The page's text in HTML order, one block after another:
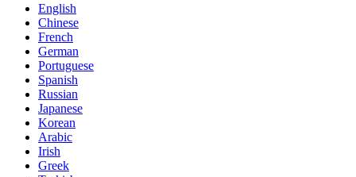
English
Chinese
French
German
Portuguese
Spanish
Russian
Japanese
Korean
Arabic
Irish
Greek